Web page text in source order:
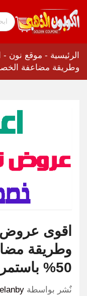
الرئيسية - موقع نون -
وطريقة مضاعفة الخصم حتي 50%
اقوى عروض
وطريقة
50% باستمرار
نٌشر بواسطة